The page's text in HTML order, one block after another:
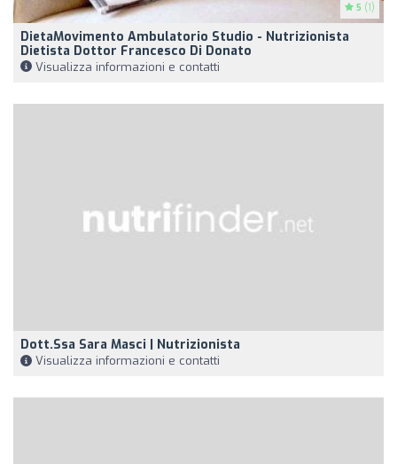
5 (1)
DietaMovimento Ambulatorio Studio - Nutrizionista
Dietista Dottor Francesco Di Donato
Visualizza informazioni e contatti
Dott.ssa Sara Masci | Nutrizionista
Visualizza informazioni e contatti